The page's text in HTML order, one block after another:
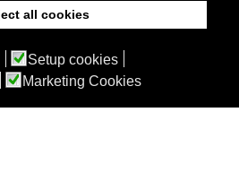
all cookies
Setup cookies
Marketing Cookies
by